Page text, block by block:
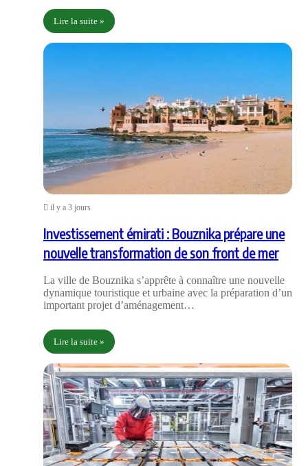
Lire la suite »
il y a 3 jours
Investissement émirati : Bouznika prépare une
nouvelle transformation de son front de mer
La ville de Bouznika s’apprête à connaître une nouvelle
dynamique touristique et urbaine avec la préparation d’un
important projet d’aménagement…
Lire la suite »